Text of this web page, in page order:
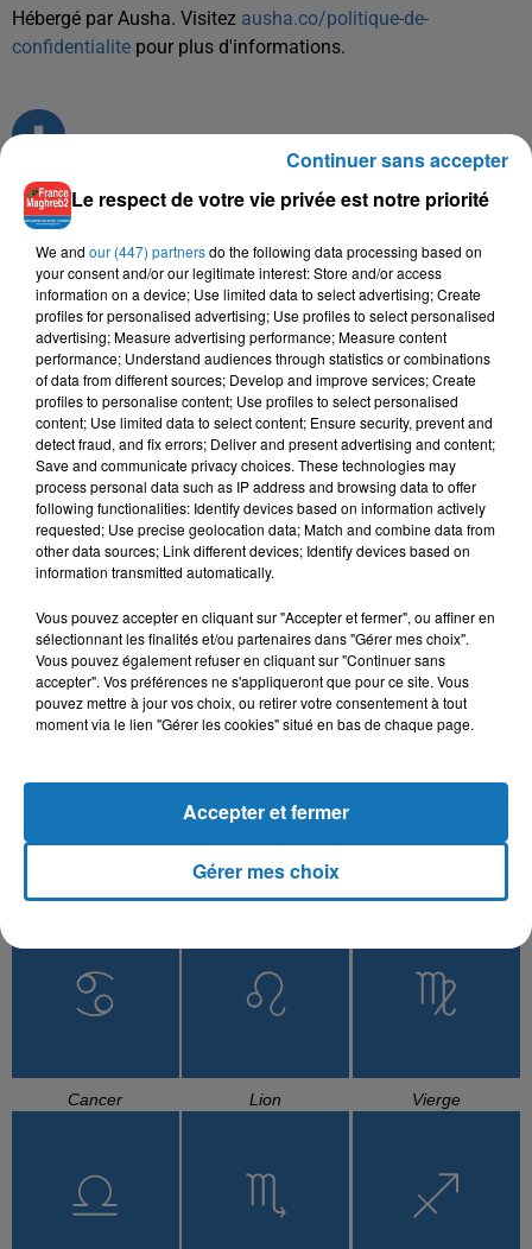
Hébergé par Ausha. Visitez ausha.co/politique-de-
confidentialite pour plus d'informations.
TITRES DIFFUSÉS
17h32
17h32
SAMAD, RDB
Wilkoum
17h29
17h29
RUBY
Mesh Maghrora
17h23
17h23
SOOLKING, CHEBA
ZOHRA
Saknet Marseille
L'HOROSCOPE
Bélier Taureau Gémeaux
Cancer Lion Vierge
Le respect de votre vie privée est notre priorité
We and our (447) partnersdo the following data processing based on
your consent and/or our legitimate interest: Store and/or access
information on a device; Use limited data to select advertising; Create
profiles for personalised advertising; Use profiles to select personalised
advertising; Measure advertising performance; Measure content
performance; Understand audiences through statistics or combinations
of data from different sources; Develop and improve services; Create
profiles to personalise content; Use profiles to select personalised
content; Use limited data to select content; Ensure security, prevent and
detect fraud, and fix errors; Deliver and present advertising and content;
Save and communicate privacy choices. These technologies may
process personal data such as IP address and browsing data to offer
following functionalities: Identify devices based on information actively
requested; Use precise geolocation data; Match and combine data from
other data sources; Link different devices; Identify devices based on
information transmitted automatically.
Vous pouvez accepter en cliquant sur "Accepter et fermer", ou affiner en
sélectionnant les finalités et/ou partenaires dans "Gérer mes choix".
Vous pouvez également refuser en cliquant sur "Continuer sans
accepter". Vos préférences ne s'appliqueront que pour ce site. Vous
pouvez mettre à jour vos choix, ou retirer votre consentement à tout
moment via le lien "Gérer les cookies" situé en bas de chaque page.
Gérer mes choix
Accepter et fermer
Continuer sans accepter